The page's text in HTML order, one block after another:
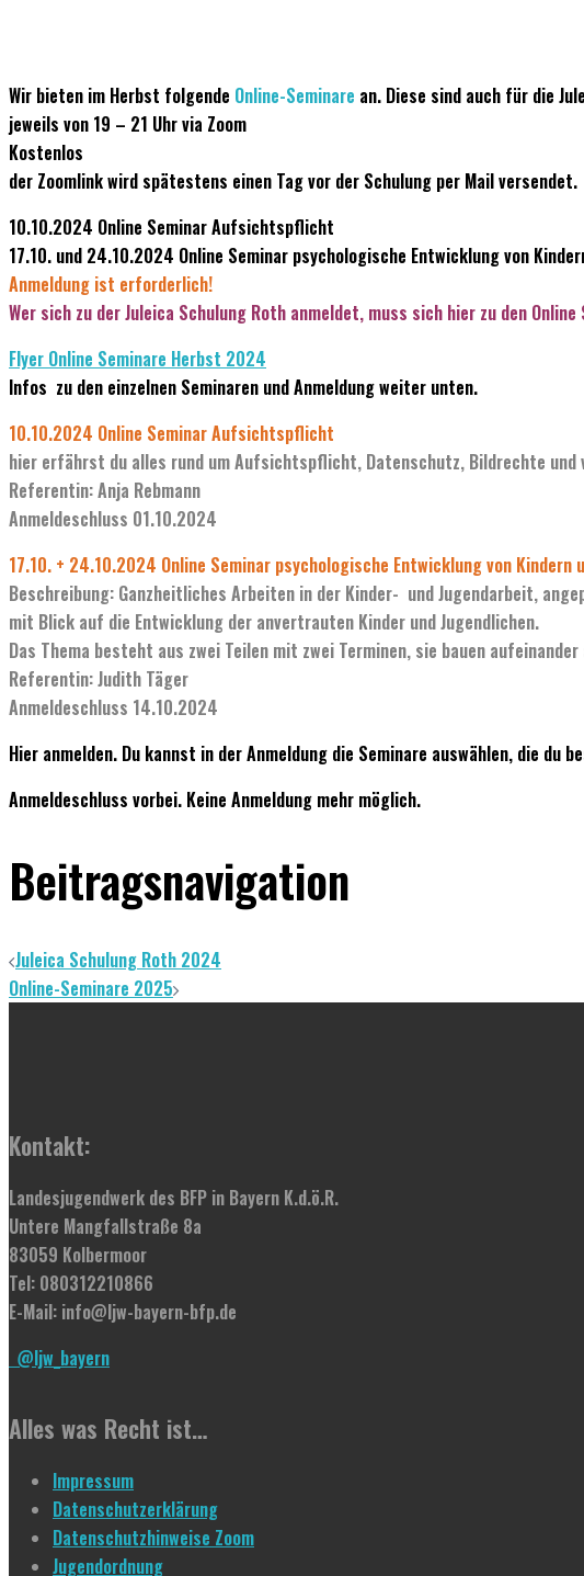
Wir bieten im Herbst folgende Online-Seminare an. Diese sind auch für die
jeweils von 19 – 21 Uhr via Zoom
Kostenlos
der Zoomlink wird spätestens einen Tag vor der Schulung per Mail versendet.
10.10.2024 Online Seminar Aufsichtspflicht
17.10. und 24.10.2024 Online Seminar psychologische Entwicklung von
Anmeldung ist erforderlich!
Wer sich zu der Juleica Schulung Roth anmeldet, muss sich hier zu den
Flyer Online Seminare Herbst 2024
Infos zu den einzelnen Seminaren und Anmeldung weiter unten.
10.10.2024 Online Seminar Aufsichtspflicht
hier erfährst du alles rund um Aufsichtspflicht, Datenschutz, Bildrechte
Referentin: Anja Rebmann
Anmeldeschluss 01.10.2024
17.10. + 24.10.2024 Online Seminar psychologische Entwicklung von Kindern
Beschreibung: Ganzheitliches Arbeiten in der Kinder- und Jugendarbeit,
mit Blick auf die Entwicklung der anvertrauten Kinder und Jugendlichen.
Das Thema besteht aus zwei Teilen mit zwei Terminen, sie bauen
Referentin: Judith Täger
Anmeldeschluss 14.10.2024
Hier anmelden. Du kannst in der Anmeldung die Seminare auswählen, die du
Anmeldeschluss vorbei. Keine Anmeldung mehr möglich.
Beitragsnavigation
Juleica Schulung Roth 2024
Online-Seminare 2025
Kontakt:
Landesjugendwerk des BFP in Bayern K.d.ö.R.
Untere Mangfallstraße 8a
83059 Kolbermoor
Tel: 080312210866
E-Mail: info@ljw-bayern-bfp.de
@ljw_bayern
Alles was Recht ist…
Impressum
Datenschutzerklärung
Datenschutzhinweise Zoom
Jugendordnung